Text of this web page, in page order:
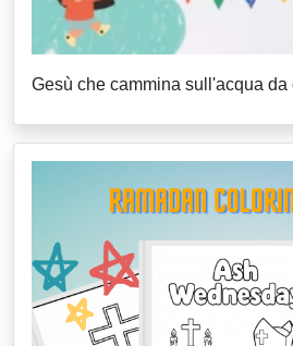
Gesù che cammina sull'acqua da